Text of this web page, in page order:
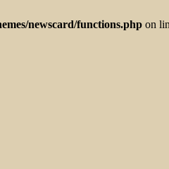
newscard/functions.php on